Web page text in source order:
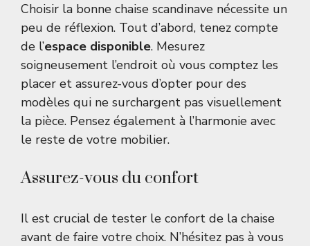
Choisir la bonne chaise scandinave nécessite un
peu de réflexion. Tout d’abord, tenez compte
de l’espace disponible. Mesurez
soigneusement l’endroit où vous comptez les
placer et assurez-vous d’opter pour des
modèles qui ne surchargent pas visuellement
la pièce. Pensez également à l’harmonie avec
le reste de votre mobilier.
Assurez-vous du confort
Il est crucial de tester le confort de la chaise
avant de faire votre choix. N’hésitez pas à vous